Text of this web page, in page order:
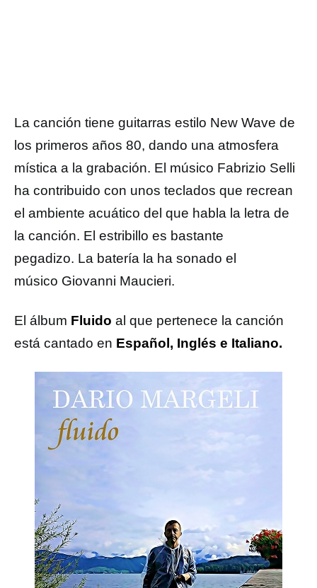
La canción tiene guitarras estilo New Wave de
los primeros años 80, dando una atmosfera
mística a la grabación. El músico Fabrizio Selli
ha contribuido con unos teclados que recrean
el ambiente acuático del que habla la letra de
la canción. El estribillo es bastante
pegadizo. La batería la ha sonado el
músico Giovanni Maucieri.
El álbum Fluido al que pertenece la canción
está cantado en Español, Inglés e Italiano.